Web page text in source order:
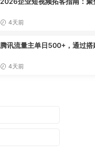
交完整获客链路
4天前
腾讯流量主单日500+，通过搭
4天前